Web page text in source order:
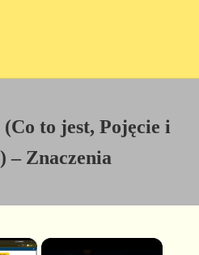
to jest, Pojęcie i
– Znaczenia
×